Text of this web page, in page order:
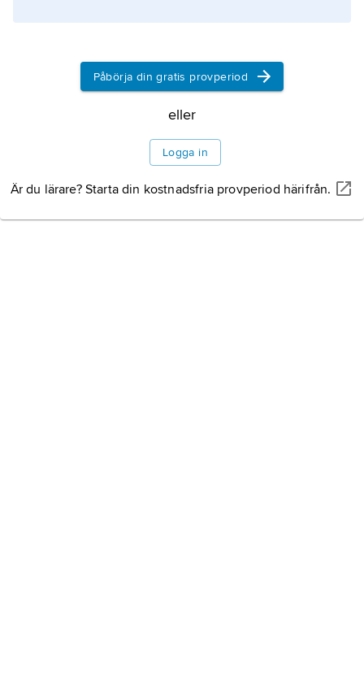
Påbörja din gratis provperiod
eller
Logga in
Är du lärare? Starta din kostnadsfria provperiod härifrån.